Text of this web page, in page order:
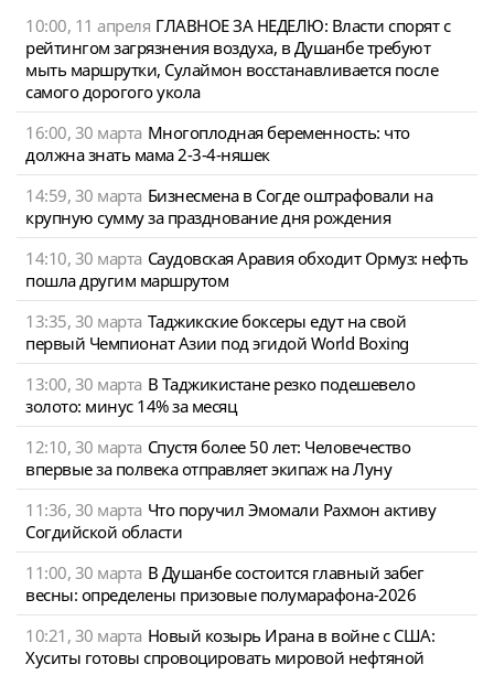
10:00, 11 апреля ГЛАВНОЕ ЗА НЕДЕЛЮ: Власти спорят с
рейтингом загрязнения воздуха, в Душанбе требуют
мыть маршрутки, Сулаймон восстанавливается после
самого дорогого укола
16:00, 30 марта Многоплодная беременность: что
должна знать мама 2-3-4-няшек
14:59, 30 марта Бизнесмена в Согде оштрафовали на
крупную сумму за празднование дня рождения
14:10, 30 марта Саудовская Аравия обходит Ормуз: нефть
пошла другим маршрутом
13:35, 30 марта Таджикские боксеры едут на свой
первый Чемпионат Азии под эгидой World Boxing
13:00, 30 марта В Таджикистане резко подешевело
золото: минус 14% за месяц
12:10, 30 марта Спустя более 50 лет: Человечество
впервые за полвека отправляет экипаж на Луну
11:36, 30 марта Что поручил Эмомали Рахмон активу
Согдийской области
11:00, 30 марта В Душанбе состоится главный забег
весны: определены призовые полумарафона-2026
10:21, 30 марта Новый козырь Ирана в войне с США:
Хуситы готовы спровоцировать мировой нефтяной